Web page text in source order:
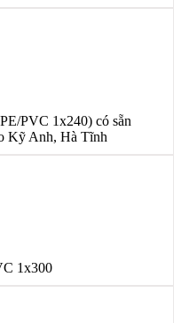
PVC 1x240) có sẵn
Kỹ Anh, Hà Tĩnh
1x300